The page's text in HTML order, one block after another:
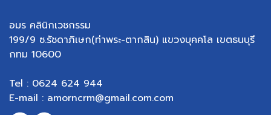
อมร คลินิกเวชกรรม
199/9 ซ.รัชดาภิเษก(ท่าพระ-ตากสิน) แขวงบุคคโล เขตธนบุรี
กทม 10600
Tel : 0624 624 944
E-mail : amorncrm@gmail.com.com